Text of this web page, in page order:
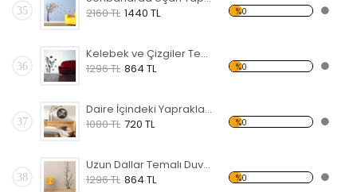
35
2160 TL 1440 TL %0
36
Kelebek ve Çizgiler Temalı Duvar Sticker
1296 TL 864 TL %0
37
Daire İçindeki Yapraklar Temalı Duvar Sticker
1080 TL 720 TL %0
38
Uzun Dallar Temalı Duvar Sticker
1296 TL 864 TL %0